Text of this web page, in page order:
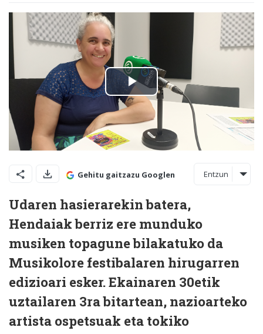
Gehitu gaitzazu Googlen Entzun
Udaren hasierarekin batera,
Hendaiak berriz ere munduko
musiken topagune bilakatuko da
Musikolore festibalaren hirugarren
edizioari esker. Ekainaren 30etik
uztailaren 3ra bitartean, nazioarteko
artista ospetsuak eta tokiko